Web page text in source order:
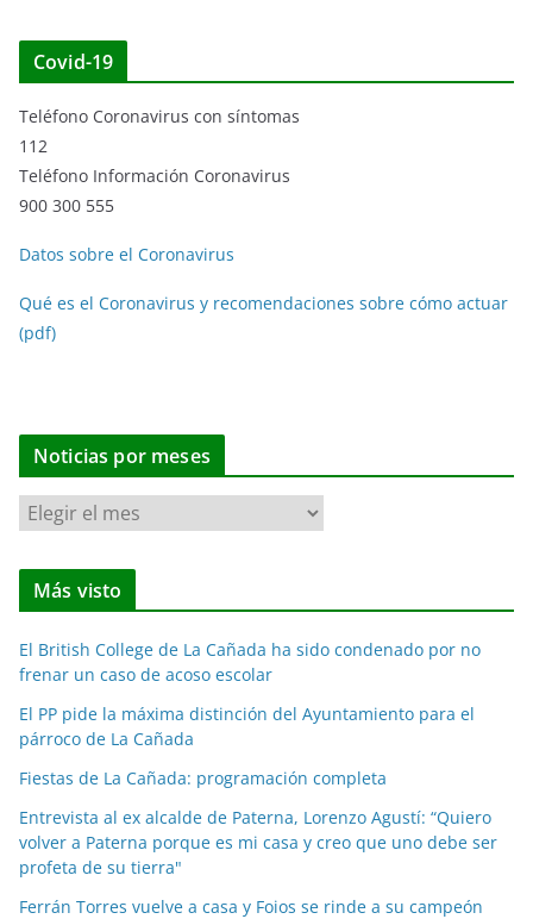
Covid-19
Teléfono Coronavirus con síntomas
112
Teléfono Información Coronavirus
900 300 555
Datos sobre el Coronavirus
Qué es el Coronavirus y recomendaciones sobre cómo actuar
(pdf)
Noticias por meses
N
o
t
i
a
s
p
o
m
e
Más visto
El British College de La Cañada ha sido condenado por no
frenar un caso de acoso escolar
El PP pide la máxima distinción del Ayuntamiento para el
párroco de La Cañada
Fiestas de La Cañada: programación completa
Entrevista al ex alcalde de Paterna, Lorenzo Agustí: “Quiero
volver a Paterna porque es mi casa y creo que uno debe ser
profeta de su tierra"
Ferrán Torres vuelve a casa y Foios se rinde a su campeón